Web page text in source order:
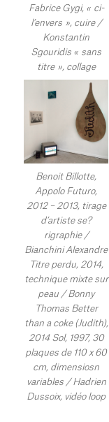
Fabrice Gygi, « ci-
l’envers », cuire /
Konstantin
Sgouridis « sans
titre », collage
Benoit Billotte,
Appolo Futuro,
2012 – 2013, tirage
d’artiste se?
rigraphie /
Bianchini Alexandre
Titre perdu, 2014,
technique mixte sur
peau / Bonny
Thomas Better
than a coke (Judith),
2014 Sol, 1997, 30
plaques de 110 x 60
cm, dimensiosn
variables / Hadrien
Dussoix, vidéo loop